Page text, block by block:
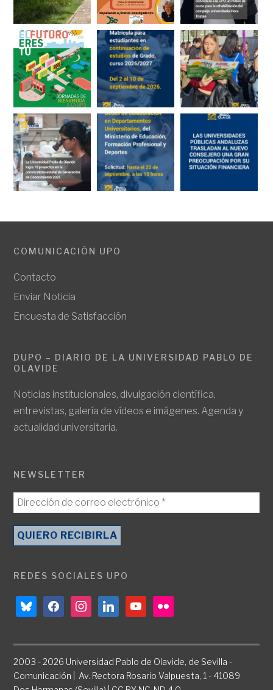
COMUNICACIÓN UPO
Contacto
Enviar Noticia
Encuesta de Satisfacción
DUPO – DIARIO DE LA UNIVERSIDAD PABLO DE
OLAVIDE
Noticias institucionales, divulgación científica,
entrevistas, galería de vídeos e imágenes. Agenda y
actualidad universitaria.
NEWSLETTER
REDES SOCIALES UPO
blueskyfacebookinstagramlinkedinyoutubeflickr
2003 - 2026 Universidad Pablo de Olavide, de Sevilla -
Comunicación | Av. Rectora Rosario Valpuesta, 1 - 41089